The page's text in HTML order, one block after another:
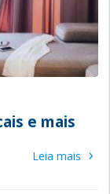
e mais
Leia mais ›